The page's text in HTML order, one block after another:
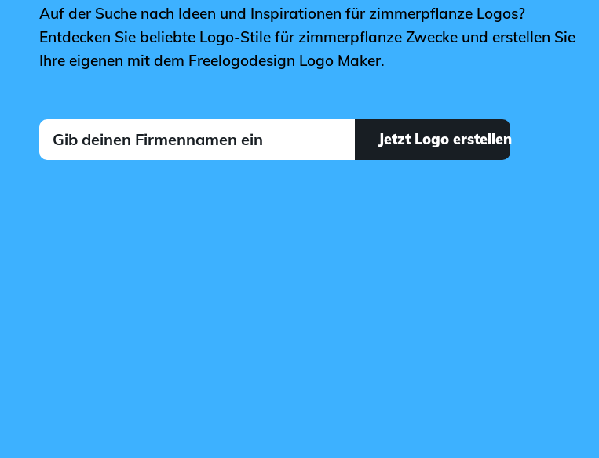
Auf der Suche nach Ideen und Inspirationen für zimmerpflanze Logos?
Entdecken Sie beliebte Logo-Stile für zimmerpflanze Zwecke und erstellen Sie
Ihre eigenen mit dem Freelogodesign Logo Maker.
Jetzt Logo erstellen